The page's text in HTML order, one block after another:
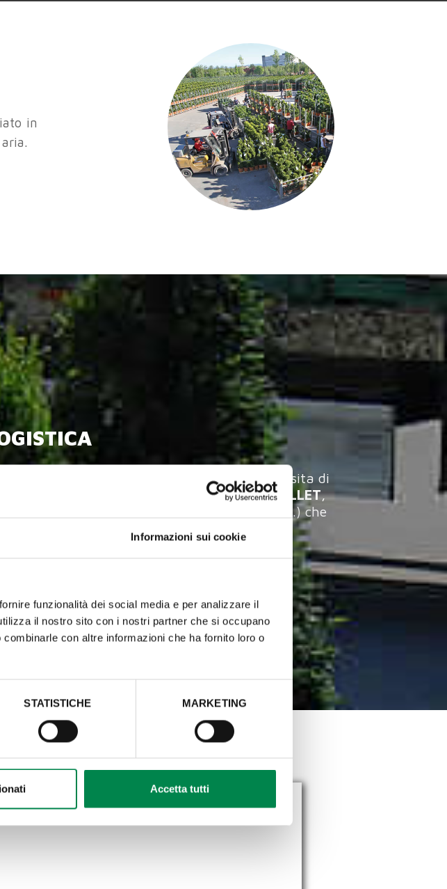
Informazioni sui cookie
funzionalità dei social media e per analizzare il
il nostro sito con i nostri partner che si occupano
con altre informazioni che ha fornito loro o
STATISTICHE MARKETING
Accetta tutti
in
in ogni periodo dell'anno per chi necessita di
Non solo:
SPEDIZIONI SU CC E BOX PALLET,
(garden, center, grossisti, supermercati ecc...) che
SERVIZI INTEGRATI